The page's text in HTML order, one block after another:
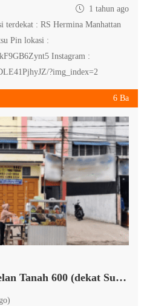
1 tahun ago
: RS Hermina Manhattan
Pin lokasi :
Instagram :
?img_index=2
6 Ba
Ruko Disewakan Marelan Tanah 600 (dekat Suzuya)